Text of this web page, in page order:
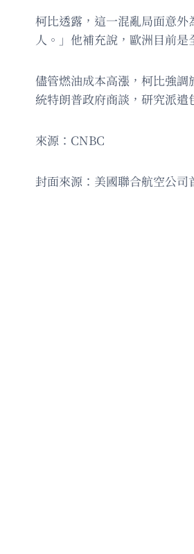
柯比透露，這一混亂局面意
人。」他補充說，歐洲目前
儘管燃油成本高漲，柯比強
統特朗普政府商談，研究派
來源：CNBC
封面來源：美國聯合航空公